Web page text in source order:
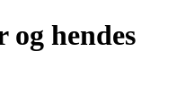
og hendes